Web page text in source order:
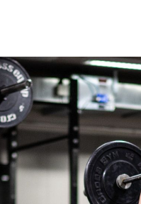
Manual /